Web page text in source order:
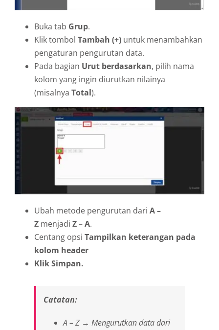
Buka tab Grup.
Klik tombol Tambah (+) untuk menambahkan
pengaturan pengurutan data.
Pada bagian Urut berdasarkan, pilih nama
kolom yang ingin diurutkan nilainya
(misalnya Total).
Ubah metode pengurutan dari A –
Z menjadi Z – A.
Centang opsi Tampilkan keterangan pada
kolom header
Klik Simpan.
Catatan:
A – Z → Mengurutkan data dari